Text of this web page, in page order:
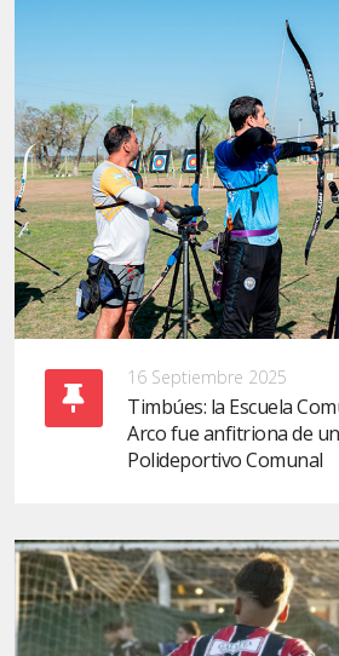
16 Septiembre 2025
Timbúes: la Escuela
Arco fue anfitriona de
Polideportivo Comunal